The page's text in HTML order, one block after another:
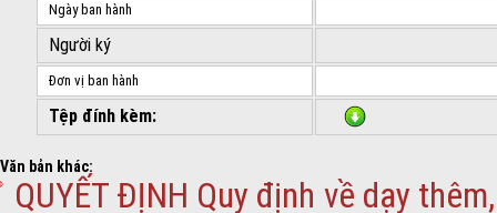
Ngày ban hành
Người ký
Đơn vị ban hành
Tệp đính kèm:
Văn bản khác:
QUYẾT ĐỊNH Quy định về dạy